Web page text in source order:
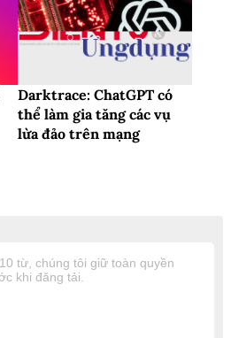
Darktrace: ChatGPT có
thể làm gia tăng các vụ
lừa đảo trên mạng